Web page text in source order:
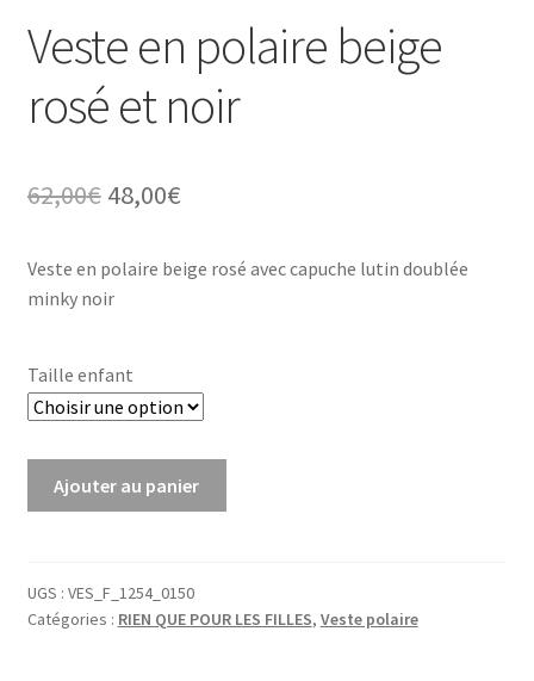
Veste en polaire beige
rosé et noir
62,00€ Le
initial
62,00€.
48,00€Le
actuel
Veste en polaire beige rosé avec capuche lutin doublée
minky noir
Taille enfant
polaire
beige
Ajouter au panier
UGS : VES_F_1254_0150
Catégories : RIEN QUE POUR LES FILLES, Veste polaire